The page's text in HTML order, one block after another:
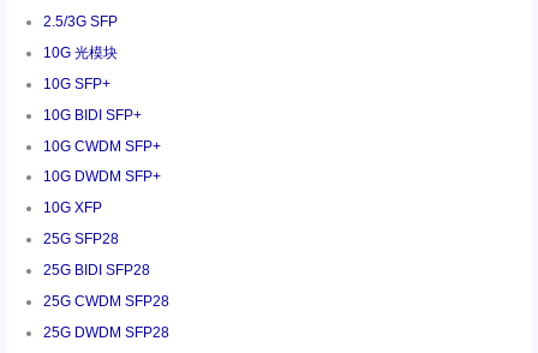
2.5/3G SFP
10G 光模块
10G SFP+
10G BIDI SFP+
10G CWDM SFP+
10G DWDM SFP+
10G XFP
25G SFP28
25G BIDI SFP28
25G CWDM SFP28
25G DWDM SFP28